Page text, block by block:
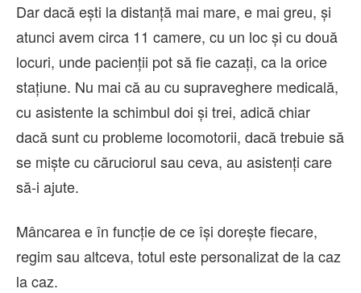
Dar dacă ești la distanță mai mare, e mai greu, și
atunci avem circa 11 camere, cu un loc și cu două
locuri, unde pacienții pot să fie cazați, ca la orice
stațiune. Nu mai că au cu supraveghere medicală,
cu asistente la schimbul doi și trei, adică chiar
dacă sunt cu probleme locomotorii, dacă trebuie să
se miște cu căruciorul sau ceva, au asistenți care
să-i ajute.
Mâncarea e în funcție de ce își dorește fiecare,
regim sau altceva, totul este personalizat de la caz
la caz.